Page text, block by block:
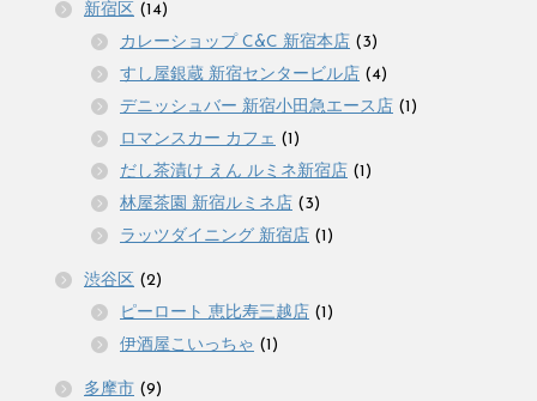
新宿区 (14)
カレーショップ C&C 新宿本店 (3)
すし屋銀蔵 新宿センタービル店 (4)
デニッシュバー 新宿小田急エース店 (1)
ロマンスカー カフェ (1)
だし茶漬け えん ルミネ新宿店 (1)
林屋茶園 新宿ルミネ店 (3)
ラッツダイニング 新宿店 (1)
渋谷区 (2)
ピーロート 恵比寿三越店 (1)
伊酒屋こいっちゃ (1)
多摩市 (9)